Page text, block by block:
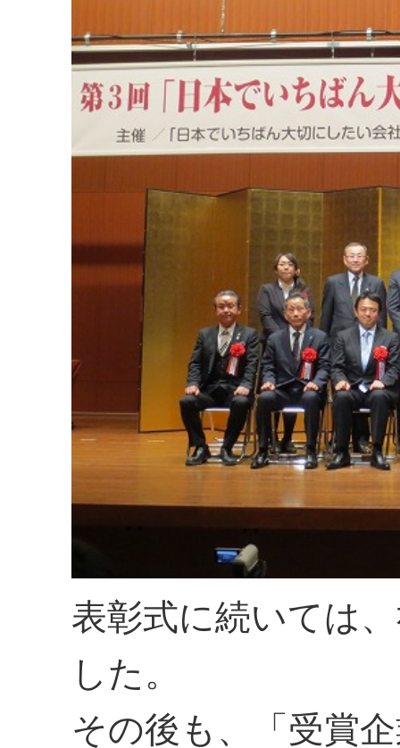
表彰式に続いては
した。
その後も、「受賞